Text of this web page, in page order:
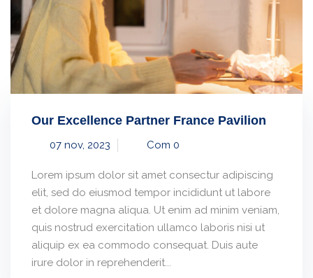
Our Excellence Partner France Pavilion
07 nov, 2023 Com 0
Lorem ipsum dolor sit amet consectur adipiscing
elit, sed do eiusmod tempor incididunt ut labore
et dolore magna aliqua. Ut enim ad minim veniam,
quis nostrud exercitation ullamco laboris nisi ut
aliquip ex ea commodo consequat. Duis aute
irure dolor in reprehenderit...